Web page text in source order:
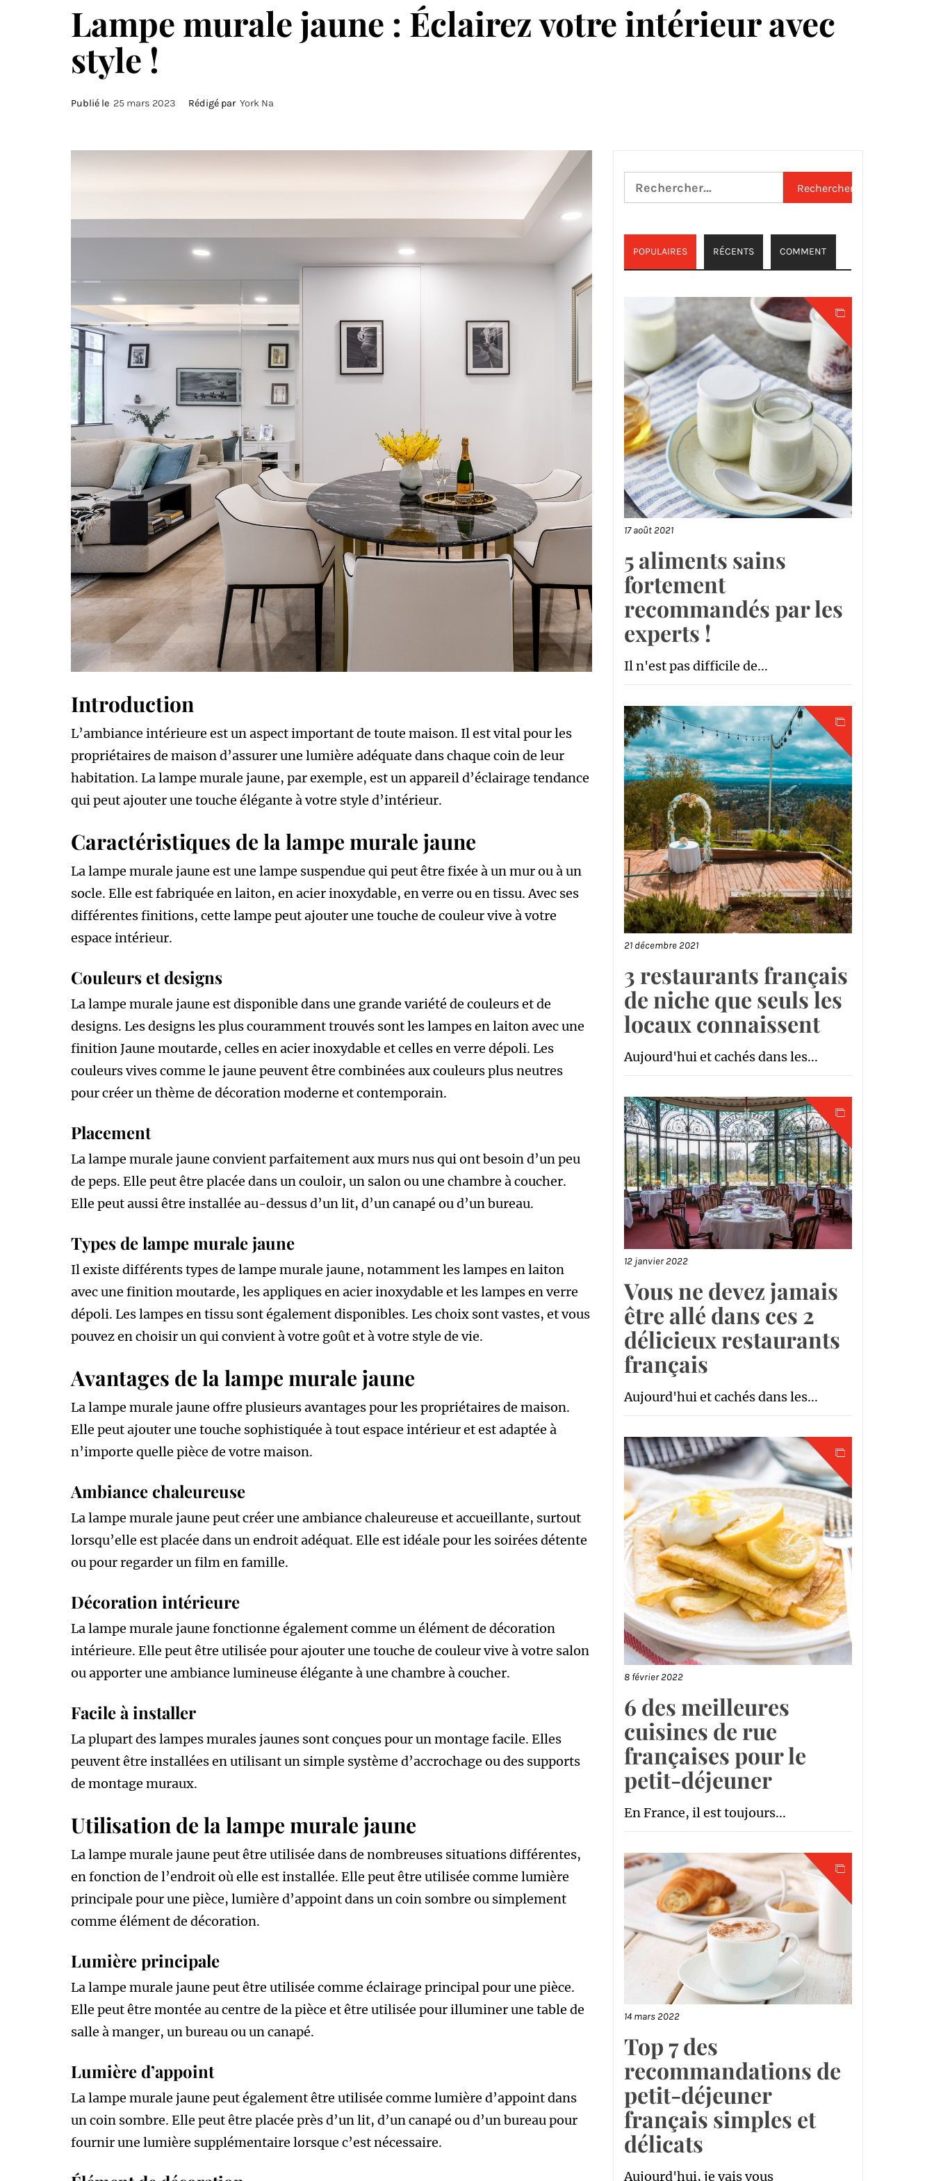
Lampe murale jaune : Éclairez votre intérieur avec
style !
Publié le 25 mars 2023 Rédigé par York Na
Introduction
L’ambiance intérieure est un aspect important de toute maison. Il est vital pour les
propriétaires de maison d’assurer une lumière adéquate dans chaque coin de leur
habitation. La lampe murale jaune, par exemple, est un appareil d’éclairage tendance
qui peut ajouter une touche élégante à votre style d’intérieur.
Caractéristiques de la lampe murale jaune
La lampe murale jaune est une lampe suspendue qui peut être fixée à un mur ou à un
socle. Elle est fabriquée en laiton, en acier inoxydable, en verre ou en tissu. Avec ses
différentes finitions, cette lampe peut ajouter une touche de couleur vive à votre
espace intérieur.
Couleurs et designs
La lampe murale jaune est disponible dans une grande variété de couleurs et de
designs. Les designs les plus couramment trouvés sont les lampes en laiton avec une
finition Jaune moutarde, celles en acier inoxydable et celles en verre dépoli. Les
couleurs vives comme le jaune peuvent être combinées aux couleurs plus neutres
pour créer un thème de décoration moderne et contemporain.
Placement
La lampe murale jaune convient parfaitement aux murs nus qui ont besoin d’un peu
de peps. Elle peut être placée dans un couloir, un salon ou une chambre à coucher.
Elle peut aussi être installée au-dessus d’un lit, d’un canapé ou d’un bureau.
Types de lampe murale jaune
Il existe différents types de lampe murale jaune, notamment les lampes en laiton
avec une finition moutarde, les appliques en acier inoxydable et les lampes en verre
dépoli. Les lampes en tissu sont également disponibles. Les choix sont vastes, et vous
pouvez en choisir un qui convient à votre goût et à votre style de vie.
Avantages de la lampe murale jaune
La lampe murale jaune offre plusieurs avantages pour les propriétaires de maison.
Elle peut ajouter une touche sophistiquée à tout espace intérieur et est adaptée à
n’importe quelle pièce de votre maison.
Ambiance chaleureuse
La lampe murale jaune peut créer une ambiance chaleureuse et accueillante, surtout
lorsqu’elle est placée dans un endroit adéquat. Elle est idéale pour les soirées détente
ou pour regarder un film en famille.
Décoration intérieure
La lampe murale jaune fonctionne également comme un élément de décoration
intérieure. Elle peut être utilisée pour ajouter une touche de couleur vive à votre salon
ou apporter une ambiance lumineuse élégante à une chambre à coucher.
Facile à installer
La plupart des lampes murales jaunes sont conçues pour un montage facile. Elles
peuvent être installées en utilisant un simple système d’accrochage ou des supports
de montage muraux.
Utilisation de la lampe murale jaune
La lampe murale jaune peut être utilisée dans de nombreuses situations différentes,
en fonction de l’endroit où elle est installée. Elle peut être utilisée comme lumière
principale pour une pièce, lumière d’appoint dans un coin sombre ou simplement
comme élément de décoration.
Lumière principale
La lampe murale jaune peut être utilisée comme éclairage principal pour une pièce.
Elle peut être montée au centre de la pièce et être utilisée pour illuminer une table de
salle à manger, un bureau ou un canapé.
Lumière d’appoint
La lampe murale jaune peut également être utilisée comme lumière d’appoint dans
un coin sombre. Elle peut être placée près d’un lit, d’un canapé ou d’un bureau pour
fournir une lumière supplémentaire lorsque c’est nécessaire.
Rechercher :
POPULAIRES RÉCENTS COMMENT
17 août 2021
5 aliments sains
fortement
recommandés par les
experts !
Il n'est pas difficile de...
21 décembre 2021
3 restaurants français
de niche que seuls les
locaux connaissent
Aujourd'hui et cachés dans les...
12 janvier 2022
Vous ne devez jamais
être allé dans ces 2
délicieux restaurants
français
Aujourd'hui et cachés dans les...
8 février 2022
6 des meilleures
cuisines de rue
françaises pour le
petit-déjeuner
En France, il est toujours...
14 mars 2022
Top 7 des
recommandations de
petit-déjeuner
français simples et
délicats
Aujourd'hui, je vais vous